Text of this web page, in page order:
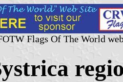
Flags Of The World